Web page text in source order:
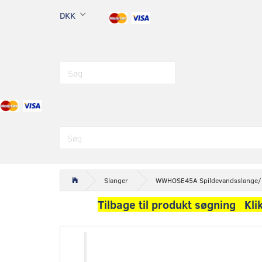
DKK
Slanger WWHOSE45A
Tilbage til produkt søgning